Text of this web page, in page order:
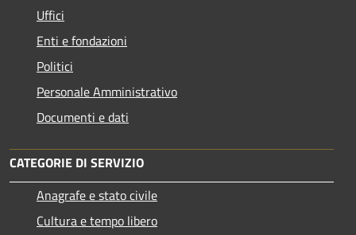
Uffici
Enti e fondazioni
Politici
Personale Amministrativo
Documenti e dati
CATEGORIE DI SERVIZIO
Anagrafe e stato civile
Cultura e tempo libero